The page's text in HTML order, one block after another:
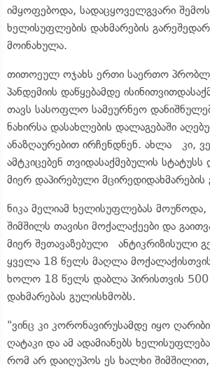
იმყოფებოდა, სადაცყოველგვარი
ხელისუფლების დახმარების
მოინახულა.
თითოეულ ოჯახს ერთი საერთო
პანდემიის დაწყებამდე
თავს სასოფლო სამეურნეო
ნახირსა დასახლების დალაგებაში
ანაზღაურებით ირჩენდნენ. ახლა კი,
ამტკიცებენ თვიდასაქმებულის
მიერ დაპირებული მცირედიდახმარების
ნიკა მელიამ ხელისუფლებას მოუწოდა,
შიმშილს თავისი მოქალაქეები და
მიერ შეთავაზებული ანტიკრიზისული
ყველა 18 წელს მაღლა
ხოლო 18 წელს დაბლა პირისთვის
დახმარებას გულისხმობს.
"ვინც კი კორონავირუსამდე იყო
ღატაკი და ამ ადამიანებს
რომ არ დაიღუპოს ეს ხალხი